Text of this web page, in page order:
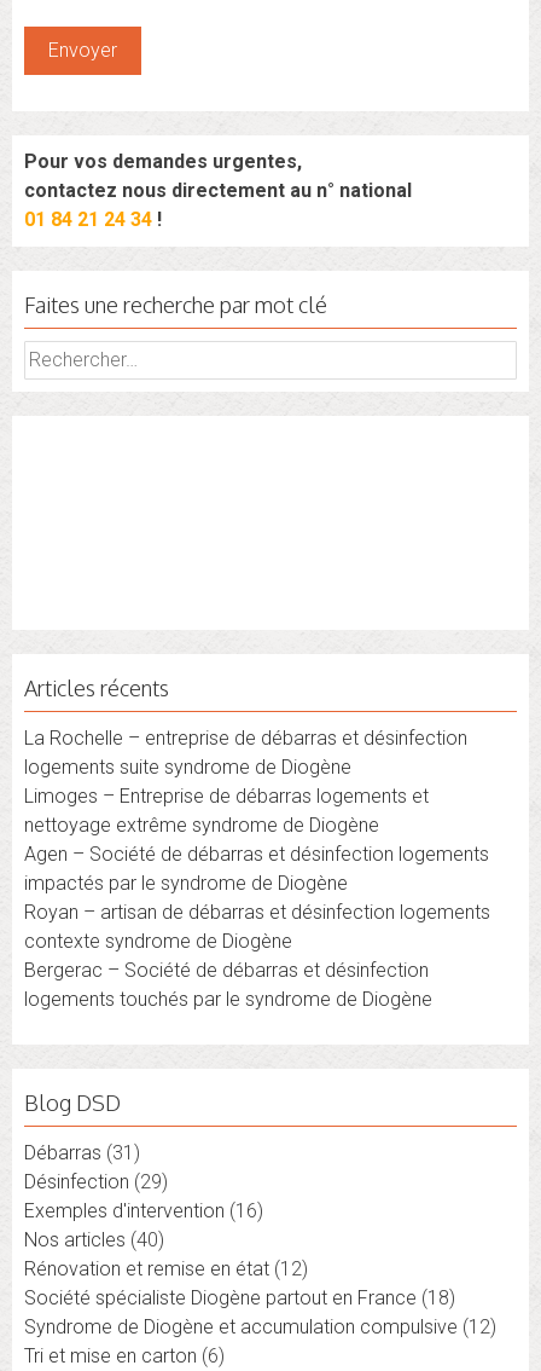
Pour vos demandes urgentes,
contactez nous directement au n° national
01 84 21 24 34 !
Faites une recherche par mot clé
Rechercher :
Articles récents
La Rochelle – entreprise de débarras et désinfection
logements suite syndrome de Diogène
Limoges – Entreprise de débarras logements et
nettoyage extrême syndrome de Diogène
Agen – Société de débarras et désinfection logements
impactés par le syndrome de Diogène
Royan – artisan de débarras et désinfection logements
contexte syndrome de Diogène
Bergerac – Société de débarras et désinfection
logements touchés par le syndrome de Diogène
Blog DSD
Débarras (31)
Désinfection (29)
Exemples d'intervention (16)
Nos articles (40)
Rénovation et remise en état (12)
Société spécialiste Diogène partout en France (18)
Syndrome de Diogène et accumulation compulsive (12)
Tri et mise en carton (6)